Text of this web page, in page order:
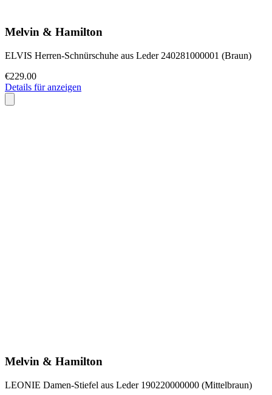
Melvin & Hamilton
ELVIS Herren-Schnürschuhe aus Leder 240281000001 (Braun)
€229.00
Details für anzeigen
Melvin & Hamilton
LEONIE Damen-Stiefel aus Leder 190220000000 (Mittelbraun)